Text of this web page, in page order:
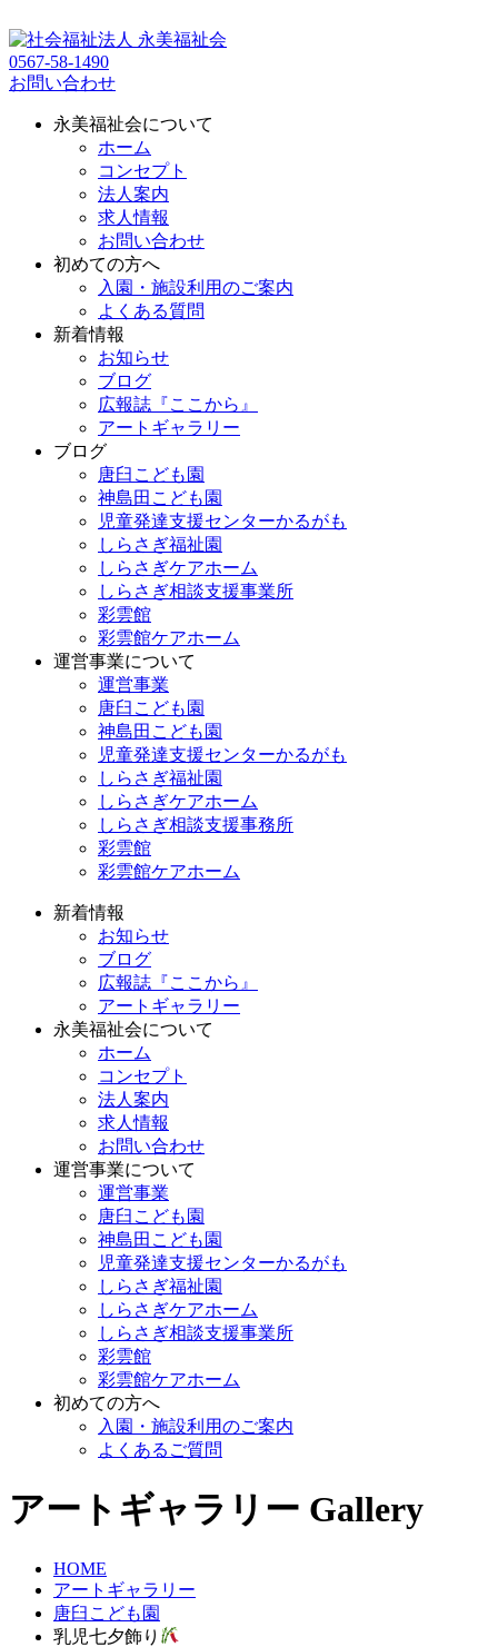
0567-58-1490
お問い合わせ
永美福祉会について
ホーム
コンセプト
法人案内
求人情報
お問い合わせ
初めての方へ
入園・施設利用のご案内
よくある質問
新着情報
お知らせ
ブログ
広報誌『ここから』
アートギャラリー
ブログ
唐臼こども園
神島田こども園
児童発達支援センターかるがも
しらさぎ福祉園
しらさぎケアホーム
しらさぎ相談支援事業所
彩雲館
彩雲館ケアホーム
運営事業について
運営事業
唐臼こども園
神島田こども園
児童発達支援センターかるがも
しらさぎ福祉園
しらさぎケアホーム
しらさぎ相談支援事務所
彩雲館
彩雲館ケアホーム
新着情報
お知らせ
ブログ
広報誌『ここから』
アートギャラリー
永美福祉会について
ホーム
コンセプト
法人案内
求人情報
お問い合わせ
運営事業について
運営事業
唐臼こども園
神島田こども園
児童発達支援センターかるがも
しらさぎ福祉園
しらさぎケアホーム
しらさぎ相談支援事業所
彩雲館
彩雲館ケアホーム
初めての方へ
入園・施設利用のご案内
よくあるご質問
アートギャラリー Gallery
HOME
アートギャラリー
唐臼こども園
乳児七夕飾り